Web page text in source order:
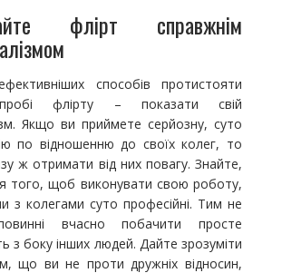
флірт справжнім
способів протистояти
флірту – показати свій
Якщо ви приймете серйозну, суто
по відношенню до своїх колег, то
ж отримати від них повагу. Знайте,
того, щоб виконувати свою роботу,
з колегами суто професійні. Тим не
вчасно побачити просте
з боку інших людей. Дайте зрозуміти
що ви не проти дружніх відносин,